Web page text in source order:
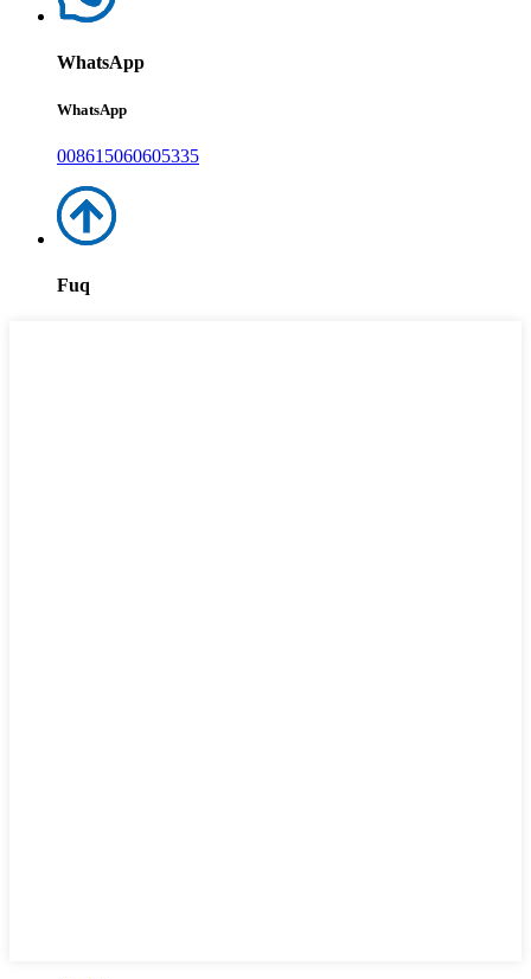
WhatsApp
WhatsApp
008615060605335
Fuq